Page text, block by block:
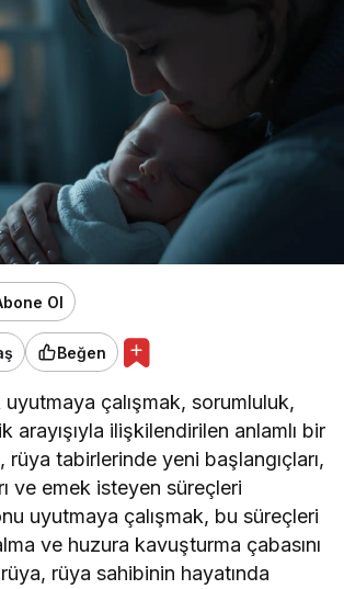
Ol
Beğen
çalışmak, sorumluluk,
arayışıyla ilişkilendirilen anlamlı bir
rüya tabirlerinde yeni başlangıçları,
ve emek isteyen süreçleri
uyutmaya çalışmak, bu süreçleri
ve huzura kavuşturma çabasını
rüya sahibinin hayatında